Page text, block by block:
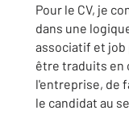
Pour le CV, je
dans une
associatif et job
être traduits en
l'entreprise, de
le candidat au